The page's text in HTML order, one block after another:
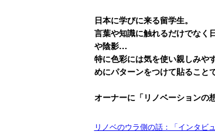
日本に学びに来る留学生。
言葉や知識に触れるだけでなく
や陰影…
特に色彩には気を使い親しみや
めにパターンをつけて貼ること
オーナーに「リノベーションの
リノベのウラ側の話：「インタビ